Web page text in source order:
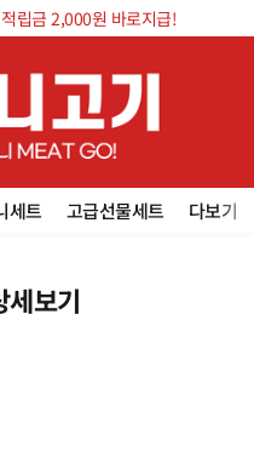
립금 2,000원 바로지급!
세트 고급선물세트 다보기
세보기